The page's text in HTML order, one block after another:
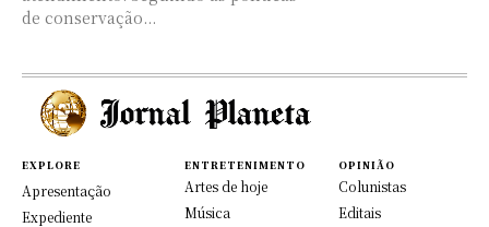
de conservação...
EXPLORE
Apresentação
Expediente
ENTRETENIMENTO
Artes de hoje
Música
OPINIÃO
Colunistas
Editais